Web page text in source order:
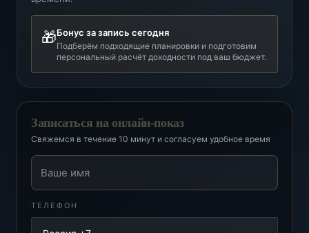
🎁Бонус за запись сегодня
Подберём подходящие планировки и подготовим
персональный расчёт доходности под ваш бюджет.
Записаться на онлайн-показ
Свяжемся в течение 10 минут и согласуем удобное время
Ваше имя
ТЕЛЕФОН